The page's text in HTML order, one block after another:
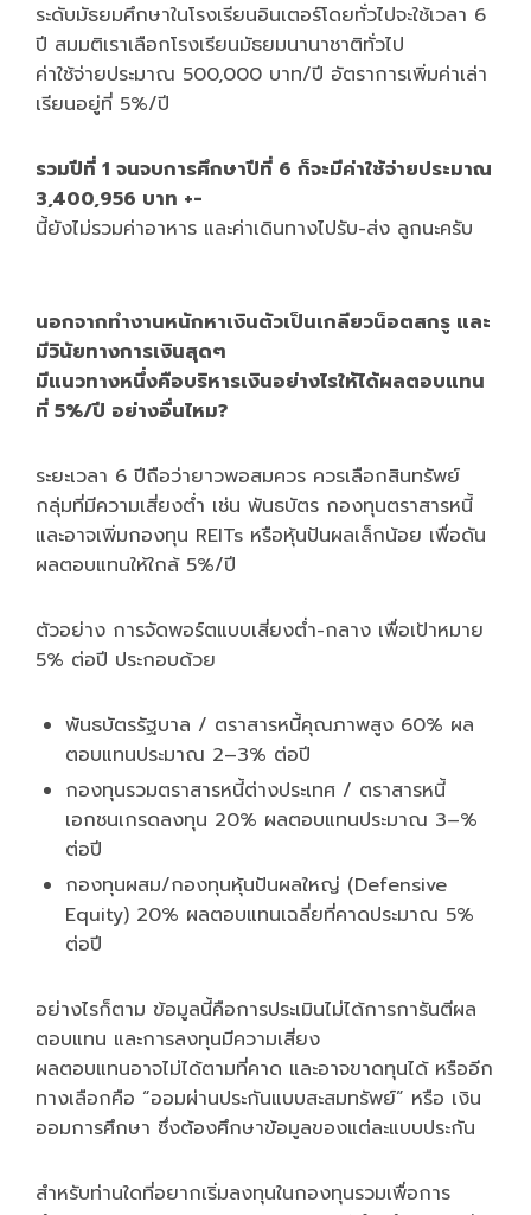
ระดับมัธยมศึกษาในโรงเรียนอินเตอร์โดยทั่วไปจะใช้เวลา 6
ปี สมมติเราเลือกโรงเรียนมัธยมนานาชาติทั่วไป
ค่าใช้จ่ายประมาณ 500,000 บาท/ปี อัตราการเพิ่มค่าเล่า
เรียนอยู่ที่ 5%/ปี
รวมปีที่ 1 จนจบการศึกษาปีที่ 6 ก็จะมีค่าใช้จ่ายประมาณ
3,400,956 บาท +-
นี้ยังไม่รวมค่าอาหาร และค่าเดินทางไปรับ-ส่ง ลูกนะครับ
นอกจากทำงานหนักหาเงินตัวเป็นเกลียวน็อตสกรู และ
มีวินัยทางการเงินสุดๆ
มีแนวทางหนึ่งคือบริหารเงินอย่างไรให้ได้ผลตอบแทน
ที่ 5%/ปี อย่างอื่นไหม?
ระยะเวลา 6 ปีถือว่ายาวพอสมควร ควรเลือกสินทรัพย์
กลุ่มที่มีความเสี่ยงต่ำ เช่น พันธบัตร กองทุนตราสารหนี้
และอาจเพิ่มกองทุน REITs หรือหุ้นปันผลเล็กน้อย เพื่อดัน
ผลตอบแทนให้ใกล้ 5%/ปี
ตัวอย่าง การจัดพอร์ตแบบเสี่ยงต่ำ-กลาง เพื่อเป้าหมาย
5% ต่อปี ประกอบด้วย
พันธบัตรรัฐบาล / ตราสารหนี้คุณภาพสูง 60% ผล
ตอบแทนประมาณ 2–3% ต่อปี
กองทุนรวมตราสารหนี้ต่างประเทศ / ตราสารหนี้
เอกชนเกรดลงทุน 20% ผลตอบแทนประมาณ 3–%
ต่อปี
กองทุนผสม/กองทุนหุ้นปันผลใหญ่ (Defensive
Equity) 20% ผลตอบแทนเฉลี่ยที่คาดประมาณ 5%
ต่อปี
อย่างไรก็ตาม ข้อมูลนี้คือการประเมินไม่ได้การการันตีผล
ตอบแทน และการลงทุนมีความเสี่ยง
ผลตอบแทนอาจไม่ได้ตามที่คาด และอาจขาดทุนได้ หรืออีก
ทางเลือกคือ “ออมผ่านประกันแบบสะสมทรัพย์” หรือ เงิน
ออมการศึกษา ซึ่งต้องศึกษาข้อมูลของแต่ละแบบประกัน
สำหรับท่านใดที่อยากเริ่มลงทุนในกองทุนรวมเพื่อการ